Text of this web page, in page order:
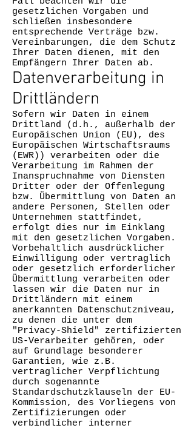
gesetzlichen Vorgaben und
schließen insbesondere
entsprechende Verträge bzw.
Vereinbarungen, die dem Schutz
Ihrer Daten dienen, mit den
Empfängern Ihrer Daten ab.
Datenverarbeitung in
Drittländern
Sofern wir Daten in einem
Drittland (d.h., außerhalb der
Europäischen Union (EU), des
Europäischen Wirtschaftsraums
(EWR)) verarbeiten oder die
Verarbeitung im Rahmen der
Inanspruchnahme von Diensten
Dritter oder der Offenlegung
bzw. Übermittlung von Daten an
andere Personen, Stellen oder
Unternehmen stattfindet,
erfolgt dies nur im Einklang
mit den gesetzlichen Vorgaben.
Vorbehaltlich ausdrücklicher
Einwilligung oder vertraglich
oder gesetzlich erforderlicher
Übermittlung verarbeiten oder
lassen wir die Daten nur in
Drittländern mit einem
anerkannten Datenschutzniveau,
zu denen die unter dem
"Privacy-Shield" zertifizierten
US-Verarbeiter gehören, oder
auf Grundlage besonderer
Garantien, wie z.B.
vertraglicher Verpflichtung
durch sogenannte
Standardschutzklauseln der EU-
Kommission, des Vorliegens von
Zertifizierungen oder
verbindlicher interner